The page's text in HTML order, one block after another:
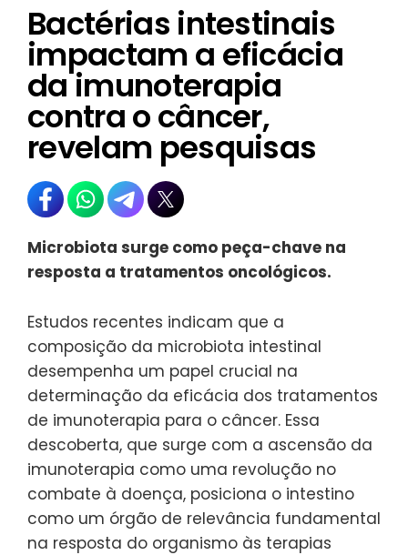
Bactérias intestinais
impactam a eficácia
da imunoterapia
contra o câncer,
revelam pesquisas
Microbiota surge como peça-chave na
resposta a tratamentos oncológicos.
Estudos recentes indicam que a
composição da microbiota intestinal
desempenha um papel crucial na
determinação da eficácia dos tratamentos
de imunoterapia para o câncer. Essa
descoberta, que surge com a ascensão da
imunoterapia como uma revolução no
combate à doença, posiciona o intestino
como um órgão de relevância fundamental
na resposta do organismo às terapias